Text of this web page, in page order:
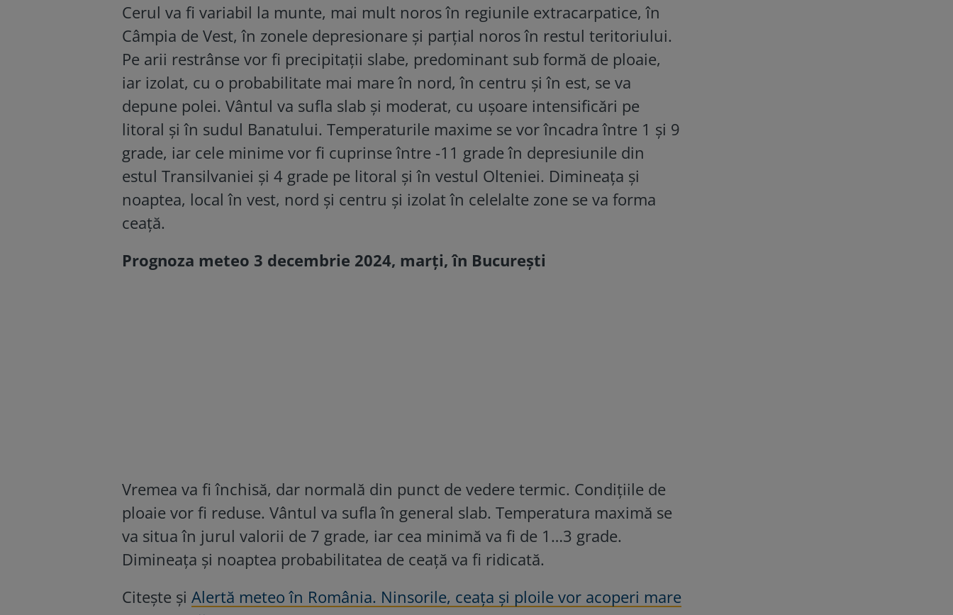
Cerul va fi variabil la munte, mai mult noros în regiunile extracarpatice, în
Câmpia de Vest, în zonele depresionare și parțial noros în restul teritoriului.
Pe arii restrânse vor fi precipitații slabe, predominant sub formă de ploaie,
iar izolat, cu o probabilitate mai mare în nord, în centru și în est, se va
depune polei. Vântul va sufla slab și moderat, cu ușoare intensificări pe
litoral și în sudul Banatului. Temperaturile maxime se vor încadra între 1 și 9
grade, iar cele minime vor fi cuprinse între -11 grade în depresiunile din
estul Transilvaniei și 4 grade pe litoral și în vestul Olteniei. Dimineața și
noaptea, local în vest, nord și centru și izolat în celelalte zone se va forma
ceață.
Prognoza meteo 3 decembrie 2024, marți, în București
Vremea va fi închisă, dar normală din punct de vedere termic. Condițiile de
ploaie vor fi reduse. Vântul va sufla în general slab. Temperatura maximă se
va situa în jurul valorii de 7 grade, iar cea minimă va fi de 1…3 grade.
Dimineața și noaptea probabilitatea de ceață va fi ridicată.
Citește și Alertă meteo în România. Ninsorile, ceața și ploile vor acoperi mare